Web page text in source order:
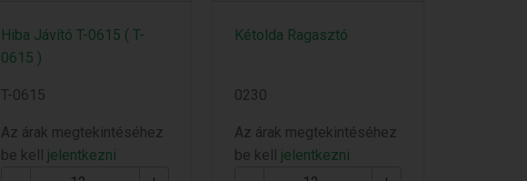
Hiba Jávító T-0615 ( T-
0615 )
T-0615
Az árak megtekintéséhez
be kell jelentkezni
Kétolda Ragasztó
0230
Az árak megtekintéséhez
be kell jelentkezni